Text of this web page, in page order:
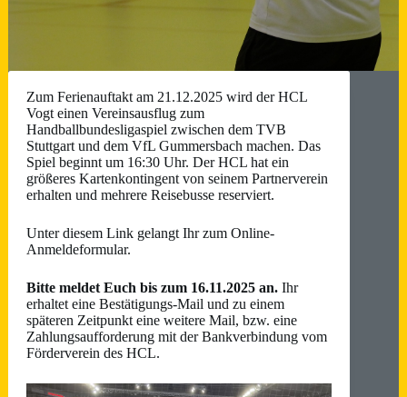
Zum Ferienauftakt am 21.12.2025 wird der HCL
Vogt einen Vereinsausflug zum
Handballbundesligaspiel zwischen dem TVB
Stuttgart und dem VfL Gummersbach machen. Das
Spiel beginnt um 16:30 Uhr. Der HCL hat ein
größeres Kartenkontingent von seinem Partnerverein
erhalten und mehrere Reisebusse reserviert.
Unter diesem Link gelangt Ihr zum Online-
Anmeldeformular.
Bitte meldet Euch bis zum 16.11.2025 an. Ihr
erhaltet eine Bestätigungs-Mail und zu einem
späteren Zeitpunkt eine weitere Mail, bzw. eine
Zahlungsaufforderung mit der Bankverbindung vom
Förderverein des HCL.